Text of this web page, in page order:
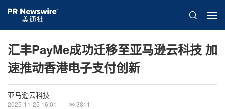
汇丰PayMe成功迁移至亚马逊云科技 加
速推动香港电子支付创新
亚马逊云科技
2025-11-25 16:01 3811